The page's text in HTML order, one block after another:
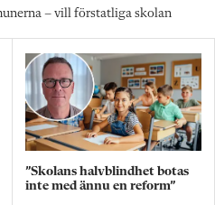
– vill förstatliga skolan
”Skolans halvblindhet botas
inte med ännu en reform”